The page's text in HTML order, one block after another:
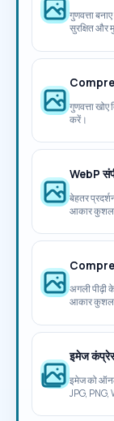
गुणवत्ता
सुरक्षित और
गुणवत्ता
करें।
WebP
बेहतर
आकार
अगली पीढ़ी
आकार
इमेज
इमेज को
JPG, PNG,